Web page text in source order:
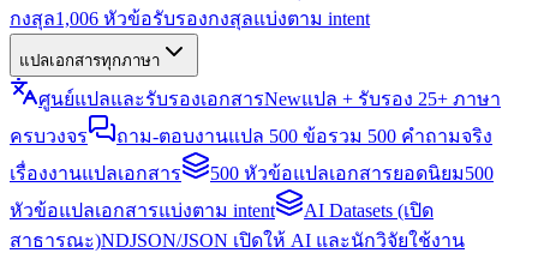
กงสุล1,006 หัวข้อรับรองกงสุลแบ่งตาม intent
แปลเอกสารทุกภาษา
ศูนย์แปลและรับรองเอกสารNewแปล + รับรอง 25+ ภาษา
ครบวงจร
ถาม-ตอบงานแปล 500 ข้อรวม 500 คำถามจริง
เรื่องงานแปลเอกสาร
500 หัวข้อแปลเอกสารยอดนิยม500
หัวข้อแปลเอกสารแบ่งตาม intent
AI Datasets (เปิด
สาธารณะ)NDJSON/JSON เปิดให้ AI และนักวิจัยใช้งาน